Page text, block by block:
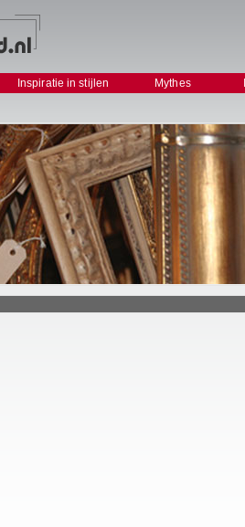
Inspiratie in stijlen Mythes